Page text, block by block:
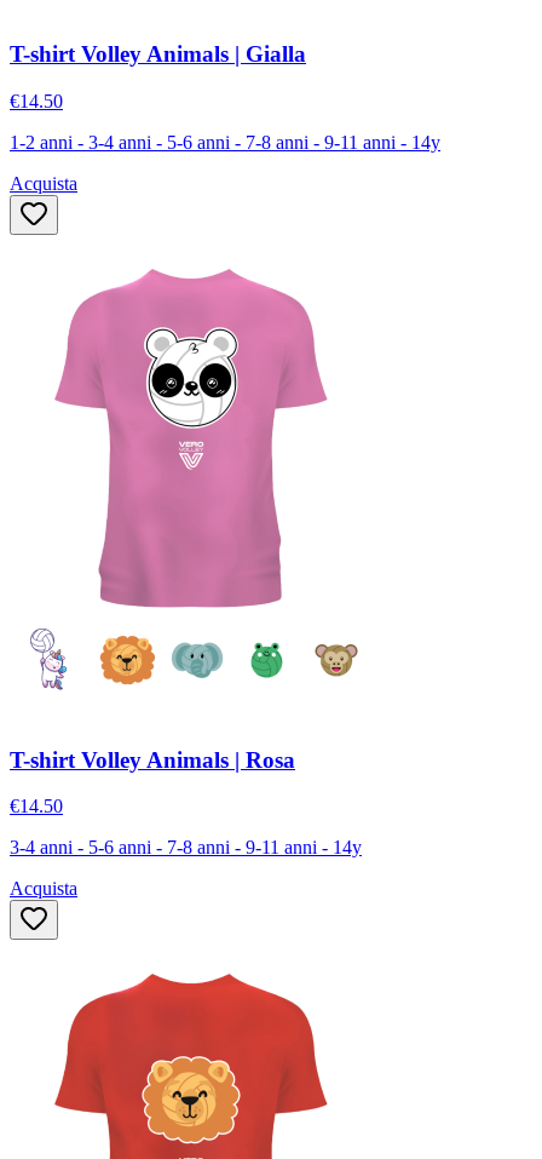
T-shirt Volley Animals | Gialla
€14.50
1-2 anni - 3-4 anni - 5-6 anni - 7-8 anni - 9-11 anni - 14y
Acquista
T-shirt Volley Animals | Rosa
€14.50
3-4 anni - 5-6 anni - 7-8 anni - 9-11 anni - 14y
Acquista